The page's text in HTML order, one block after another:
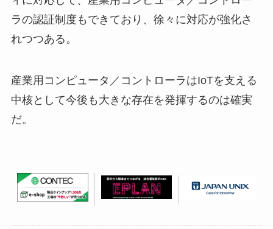
ラの認証制度もできており、徐々に対応が強化さ
れつつある。
産業用コンピュータ／コントローラはIoTを支える
中核として今後も大きな存在を発揮するのは確実
だ。